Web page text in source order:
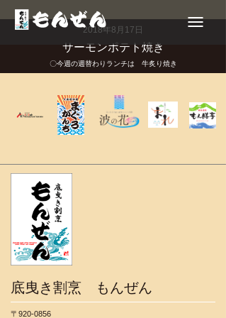
Toggle
navigation
2018年8月17日
サーモンポテト焼き
〇今週の週替わりランチは 牛炙り焼き
底曳き割烹 もんぜん
〒920-0856